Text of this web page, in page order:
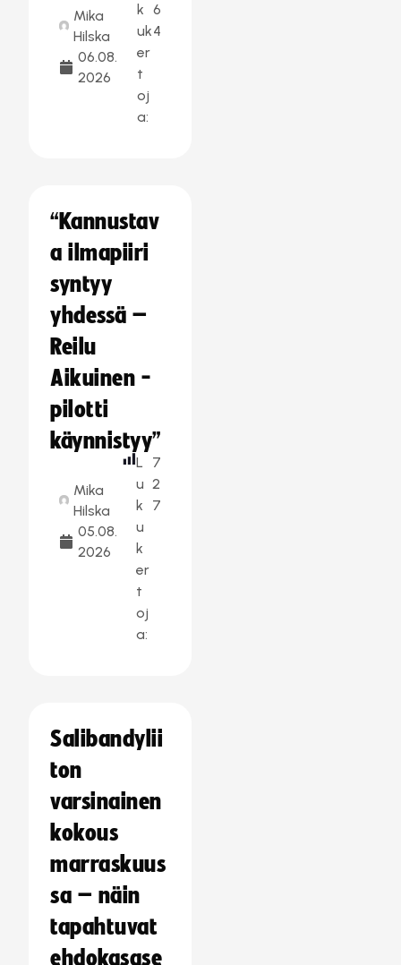
Mika
Hilska
06.08.
2026
k
uk
er
t
oj
a:
6
4
“Kannustav
a ilmapiiri
syntyy
yhdessä –
Reilu
Aikuinen -
pilotti
käynnistyy”
Mika
Hilska
05.08.
2026
L
u
k
u
k
er
t
oj
a:
7
2
7
Salibandylii
ton
varsinainen
kokous
marraskuus
sa – näin
tapahtuvat
ehdokasase